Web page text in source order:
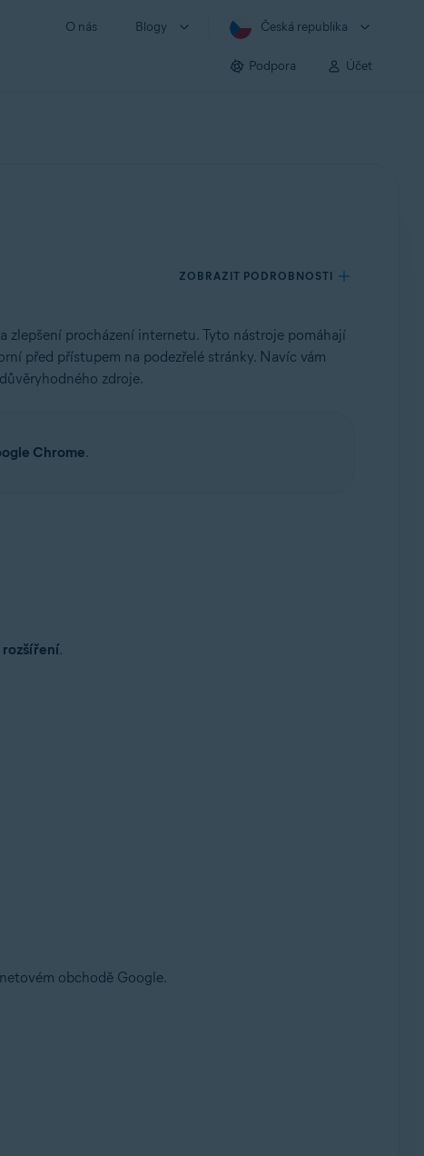
O nás Blogy Česká republika
Podpora Účet
ZOBRAZIT PODROBNOSTI
zlepšení procházení internetu.Tyto nástroje pomáhají
před přístupem na podezřelé stránky. Navíc vám
zdroje.
Chrome.
rozšíření.
obchodě Google.